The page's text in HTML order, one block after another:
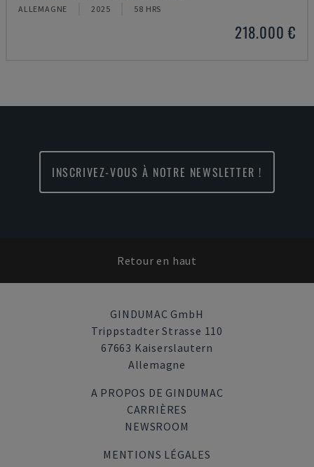
ALLEMAGNE 2025 58 HRS
218.000 €
INSCRIVEZ-VOUS À NOTRE NEWSLETTER !
Retour en haut
GINDUMAC GmbH
Trippstadter Strasse 110
67663 Kaiserslautern
Allemagne
A PROPOS DE GINDUMAC
CARRIÈRES
NEWSROOM
MENTIONS LÉGALES